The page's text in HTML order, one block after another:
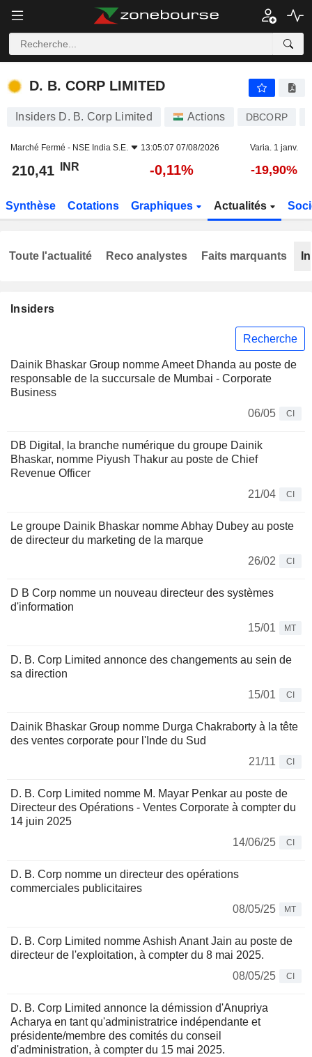
D. B. CORP LIMITED
D. B. CORP LIMITED
Insiders D. B. Corp Limited Actions DBCORP
Marché Fermé - NSE India S.E. 13:05:07 07/08/2026 Varia. 1 janv.
210,41 INR -0,11% -19,90%
Synthèse Cotations Graphiques Actualités
Insiders
Recherche
Dainik Bhaskar Group nomme Ameet Dhanda au poste de
responsable de la succursale de Mumbai - Corporate
Business
06/05
CI
DB Digital, la branche numérique du groupe Dainik
Bhaskar, nomme Piyush Thakur au poste de Chief
Revenue Officer
21/04
CI
Le groupe Dainik Bhaskar nomme Abhay Dubey au poste
de directeur du marketing de la marque
26/02
CI
D B Corp nomme un nouveau directeur des systèmes
d'information
15/01
MT
D. B. Corp Limited annonce des changements au sein de
sa direction
15/01
CI
Dainik Bhaskar Group nomme Durga Chakraborty à la tête
des ventes corporate pour l'Inde du Sud
21/11
CI
D. B. Corp Limited nomme M. Mayar Penkar au poste de
Directeur des Opérations - Ventes Corporate à compter du
14 juin 2025
14/06/25
CI
D. B. Corp nomme un directeur des opérations
commerciales publicitaires
08/05/25
MT
D. B. Corp Limited nomme Ashish Anant Jain au poste de
directeur de l'exploitation, à compter du 8 mai 2025.
08/05/25
CI
D. B. Corp Limited annonce la démission d'Anupriya
Acharya en tant qu'administratrice indépendante et
présidente/membre des comités du conseil
d'administration, à compter du 15 mai 2025.
Toute l'actualité Reco analystes Faits marquants